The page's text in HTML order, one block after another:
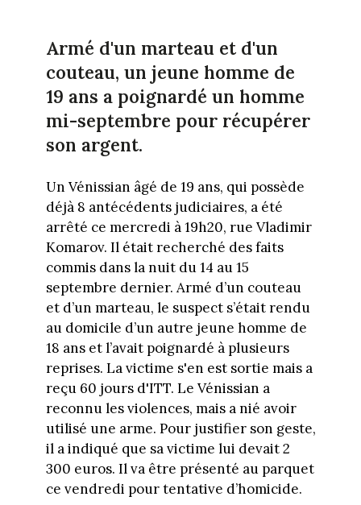
Armé d'un marteau et d'un
couteau, un jeune homme de
19 ans a poignardé un homme
mi-septembre pour récupérer
son argent.
Un Vénissian âgé de 19 ans, qui possède
déjà 8 antécédents judiciaires, a été
arrêté ce mercredi à 19h20, rue Vladimir
Komarov. Il était recherché des faits
commis dans la nuit du 14 au 15
septembre dernier. Armé d’un couteau
et d’un marteau, le suspect s’était rendu
au domicile d’un autre jeune homme de
18 ans et l’avait poignardé à plusieurs
reprises. La victime s'en est sortie mais a
reçu 60 jours d'ITT. Le Vénissian a
reconnu les violences, mais a nié avoir
utilisé une arme. Pour justifier son geste,
il a indiqué que sa victime lui devait 2
300 euros. Il va être présenté au parquet
ce vendredi pour tentative d’homicide.